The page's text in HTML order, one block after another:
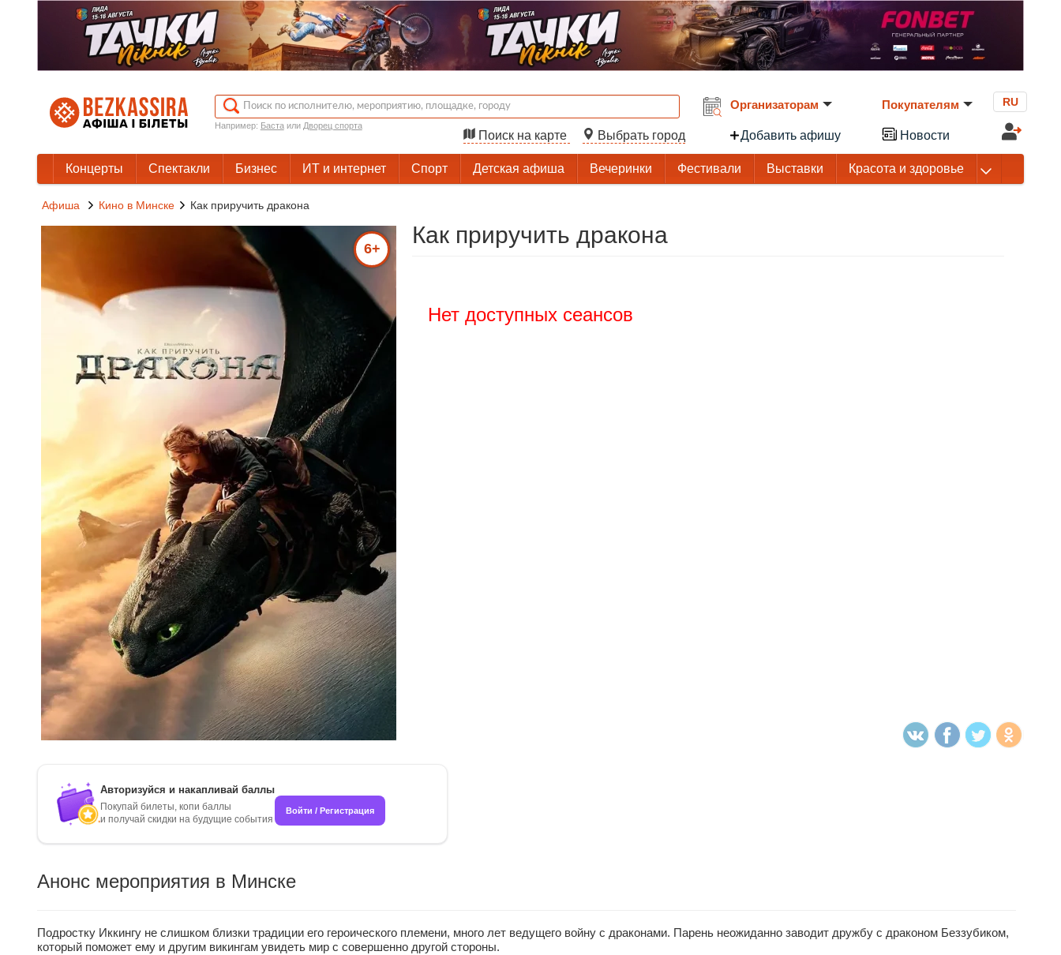
Например: Бастаили Дворец спорта
Поиск на карте Выбрать город
Организаторам
Добавить афишу
Покупателям
Новости
RU
Концерты Спектакли Бизнес ИТ и интернет Спорт Детская афиша Вечеринки Фестивали Выставки Красота и здоровье
Афиша Кино в Минске Как приручить дракона
6+
Как приручить дракона
Нет доступных сеансов
Авторизуйся и накапливай баллы
Покупай билеты, копи баллы
и получай скидки на будущие события
Войти / Регистрация
Анонс мероприятия в Минске
Подростку Иккингу не слишком близки традиции его героического племени, много лет ведущего войну с драконами. Парень неожиданно заводит дружбу с драконом Беззубиком,
который поможет ему и другим викингам увидеть мир с совершенно другой стороны.